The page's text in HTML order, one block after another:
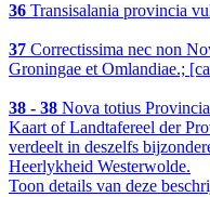
36 Transisalania provincia
37 Correctissima nec non
Groningae et Omlandiae.;
38 - 38 Nova totius
Kaart of Landtafereel der
verdeelt in deszelfs
Heerlykheid Westerwolde.
Toon details van deze